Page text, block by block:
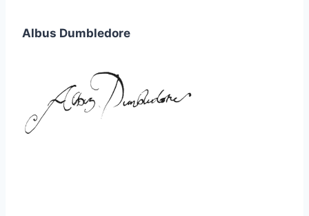
Albus Dumbledore